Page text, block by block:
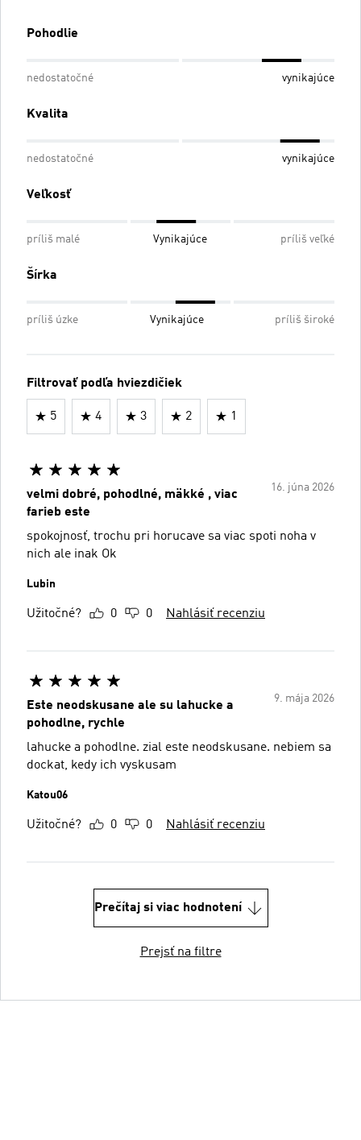
Pohodlie
nedostatočné vynikajúce
Kvalita
nedostatočné vynikajúce
Veľkosť
príliš malé Vynikajúce príliš veľké
Šírka
príliš úzke Vynikajúce príliš široké
Filtrovať podľa hviezdičiek
5 4 3 2 1
16. júna 2026
velmi dobré, pohodlné, mäkké , viac
farieb este
spokojnosť, trochu pri horucave sa viac spoti noha v
nich ale inak Ok
Lubin
Užitočné? 0 0 Nahlásiť recenziu
9. mája 2026
Este neodskusane ale su lahucke a
pohodlne, rychle
lahucke a pohodlne. zial este neodskusane. nebiem sa
dockat, kedy ich vyskusam
Katou06
Užitočné? 0 0 Nahlásiť recenziu
Prečítaj si viac hodnotení
Prejsť na filtre